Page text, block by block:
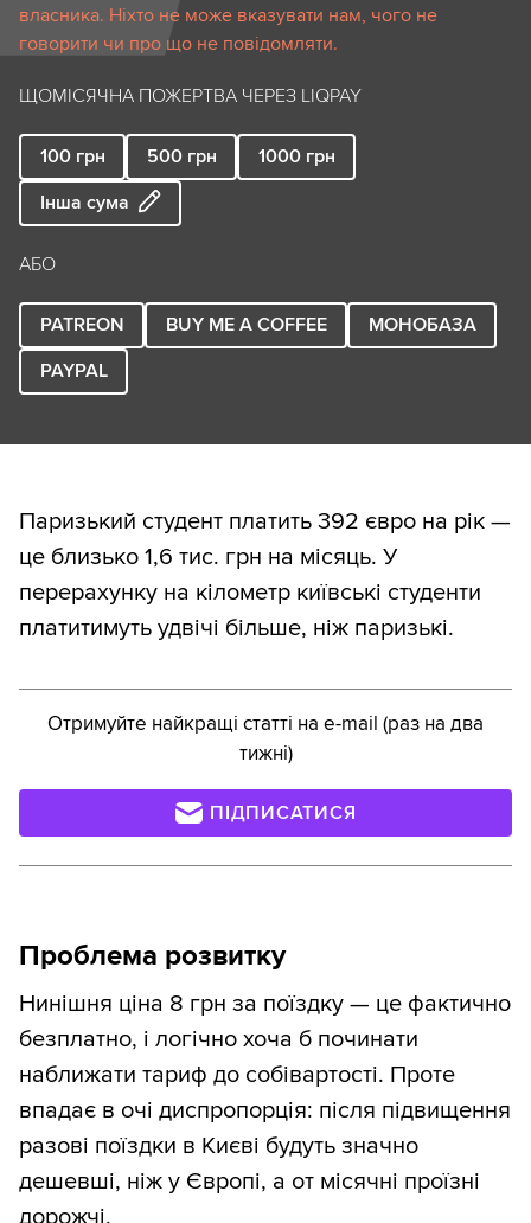
власника. Ніхто не може вказувати нам, чого не
говорити чи про що не повідомляти.
ЩОМІСЯЧНА ПОЖЕРТВА ЧЕРЕЗ LIQPAY
100 грн 500 грн 1000 грн
Інша сума
АБО
PATREON BUY ME A COFFEE
МОНОБАЗА
PAYPAL
Паризький студент платить 392 євро на рік —
це близько 1,6 тис. грн на місяць. У
перерахунку на кілометр київські студенти
платитимуть удвічі більше, ніж паризькі.
Отримуйте найкращі статті на e-mail (раз на два
тижні)
ПІДПИСАТИСЯ
Проблема розвитку
Нинішня ціна 8 грн за поїздку — це фактично
безплатно, і логічно хоча б починати
наближати тариф до собівартості. Проте
впадає в очі диспропорція: після підвищення
разові поїздки в Києві будуть значно
дешевші, ніж у Європі, а от місячні проїзні
дорожчі.